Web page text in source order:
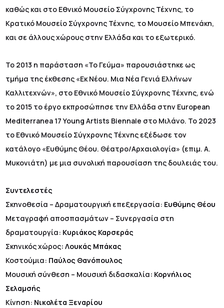
καθώς και στο Εθνικό Μουσείο Σύγχρονης Τέχνης, το
Κρατικό Μουσείο Σύγχρονης Τέχνης, το Μουσείο Μπενάκη,
και σε άλλους χώρους στην Ελλάδα και το εξωτερικό.
Το 2013 η παράσταση «Το Γεύμα» παρουσιάστηκε ως
τμήμα της έκθεσης «Εκ Νέου. Μια Νέα Γενιά Ελλήνων
Καλλιτεχνών», στο Εθνικό Μουσείο Σύγχρονης Τέχνης, ενώ
το 2015 το έργο εκπροσώπησε την Ελλάδα στην European
Mediterranea 17 Young Artists Biennale στο Μιλάνο. Το 2023
το Εθνικό Μουσείο Σύγχρονης Τέχνης εξέδωσε τον
κατάλογο «Ευθύμης Θέου. Θέατρο/Αρχαιολογία» (επιμ. Α.
Μυκονιάτη) με μια συνολική παρουσίαση της δουλειάς του.
Συντελεστές
Σκηνοθεσία – Δραματουργική επεξεργασία: Ευθύμης Θέου
Μεταγραφή αποσπασμάτων – Συνεργασία στη
δραματουργία: Κυριάκος Καρσεράς
Σκηνικός χώρος: Λουκάς Μπάκας
Κοστούμια: Παύλος Θανόπουλος
Μουσική σύνθεση – Μουσική διδασκαλία: Κορνήλιος
Σελαμσής
Κίνηση: Νικολέτα Ξεναρίου